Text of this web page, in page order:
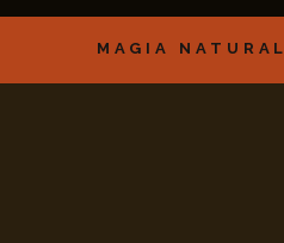
MAGIA NATURAL